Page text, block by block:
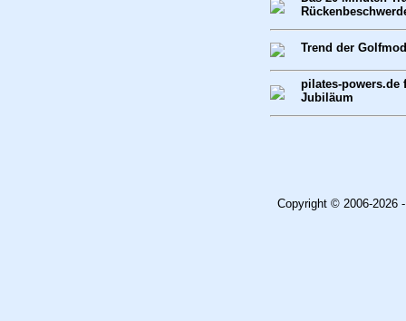
Trend der
pilates-powers.de
Jubiläum
Copyright © 2006-